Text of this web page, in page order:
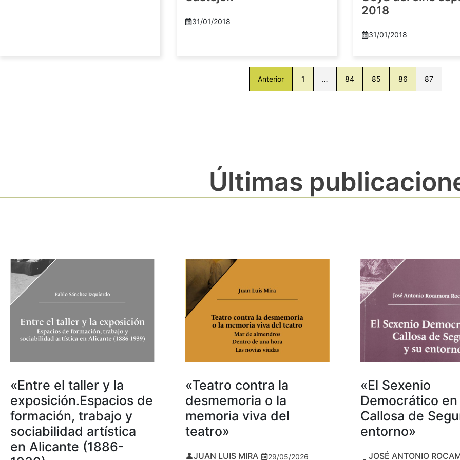
31/01/2018
2018
31/01/2018
Anterior 1 … 84 85 86 87
Últimas
«Entre el taller y la
exposición.Espacios de
formación, trabajo y
sociabilidad artística
en Alicante (1886-
«Teatro contra la
desmemoria o la
memoria viva del
teatro»
JUAN LUIS MIRA 29/05/2026
«El Sexenio
Democrático en
Callosa de
entorno»
JOSÉ ANTONIO